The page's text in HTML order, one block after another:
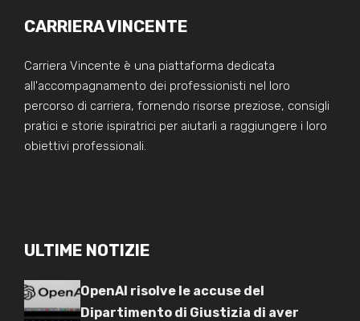
CARRIERA VINCENTE
Carriera Vincente è una piattaforma dedicata
all'accompagnamento dei professionisti nel loro
percorso di carriera, fornendo risorse preziose, consigli
pratici e storie ispiratrici per aiutarli a raggiungere i loro
obiettivi professionali.
ULTIME NOTIZIE
OpenAI risolve le accuse del
Dipartimento di Giustizia di aver